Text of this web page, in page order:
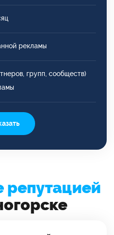
рекламы
групп, сообществ)
репутацией